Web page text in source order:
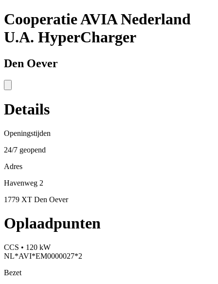
Cooperatie AVIA Nederland
U.A. HyperCharger
Den Oever
Details
Openingstijden
24/7 geopend
Adres
Havenweg 2
1779 XT Den Oever
Oplaadpunten
CCS • 120 kW
NL*AVI*EM0000027*2
Bezet